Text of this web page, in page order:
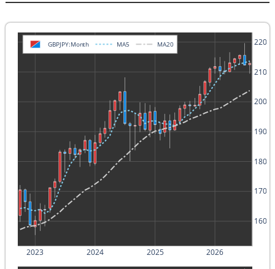
2023 2024 2025 2026
160
170
180
190
200
210
220
GBPJPY:Month MA5 MA20